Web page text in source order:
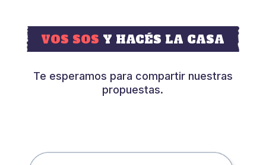
VOS SOS Y HACÉS LA CASA
Te esperamos para compartir nuestras
propuestas.